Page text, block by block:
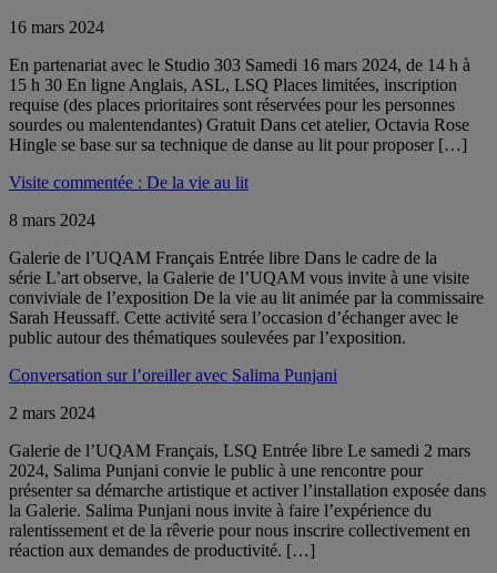
16 mars 2024
En partenariat avec le Studio 303 Samedi 16 mars 2024, de 14 h à
15 h 30 En ligne Anglais, ASL, LSQ Places limitées, inscription
requise (des places prioritaires sont réservées pour les personnes
sourdes ou malentendantes) Gratuit Dans cet atelier, Octavia Rose
Hingle se base sur sa technique de danse au lit pour proposer […]
Visite commentée : De la vie au lit
8 mars 2024
Galerie de l’UQAM Français Entrée libre Dans le cadre de la
série L’art observe, la Galerie de l’UQAM vous invite à une visite
conviviale de l’exposition De la vie au lit animée par la commissaire
Sarah Heussaff. Cette activité sera l’occasion d’échanger avec le
public autour des thématiques soulevées par l’exposition.
Conversation sur l’oreiller avec Salima Punjani
2 mars 2024
Galerie de l’UQAM Français, LSQ Entrée libre Le samedi 2 mars
2024, Salima Punjani convie le public à une rencontre pour
présenter sa démarche artistique et activer l’installation exposée dans
la Galerie. Salima Punjani nous invite à faire l’expérience du
ralentissement et de la rêverie pour nous inscrire collectivement en
réaction aux demandes de productivité. […]